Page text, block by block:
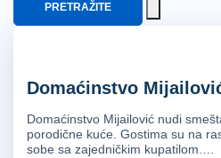
PRETRAŽITE
Domaćinstvo
Domaćinstvo Mijailović nudi
porodične kuće. Gostima su na
sobe sa zajedničkim kupatilom.…